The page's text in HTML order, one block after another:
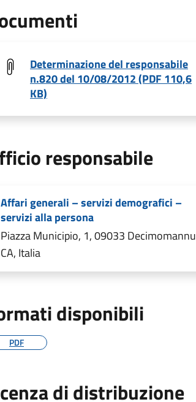
Determinazione del responsabile
n.820 del 10/08/2012 (PDF 110,6
KB)
responsabile
Affari generali – servizi demografici –
servizi alla persona
Piazza Municipio, 1, 09033 Decimomannu
CA, Italia
disponibili
PDF
di distribuzione